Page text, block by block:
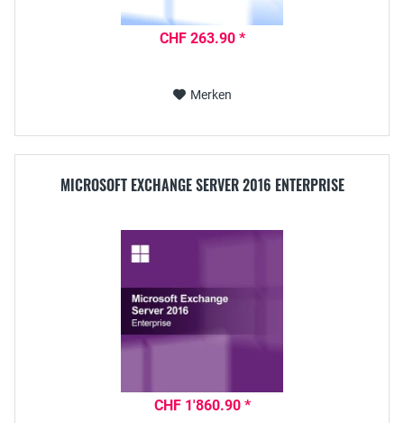
CHF 263.90 *
Merken
MICROSOFT EXCHANGE SERVER 2016 ENTERPRISE
CHF 1'860.90 *